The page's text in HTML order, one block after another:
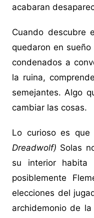
acabaran
Cuando descubre
quedaron en
condenados a
la ruina,
semejantes. Algo
cambiar las cosas.
Lo curioso es que
Dreadwolf) Solas
su interior habita
posiblemente
elecciones del
archidemonio de